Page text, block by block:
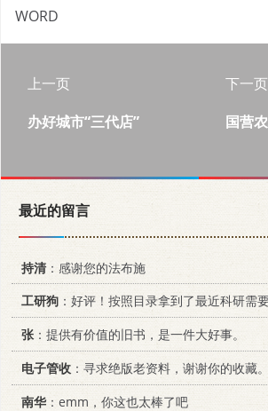
WORD
上一页
办好城市“三代店”
下一页
国营
最近的留言
持清：感谢您的法布施
工研狗 ：好评！按照目录拿到了最近科研需
张：提供有价值的旧书，是一件大好事。
电子管收 ：寻求绝版老资料，谢谢你的收藏。
南华：emm，你这也太棒了吧